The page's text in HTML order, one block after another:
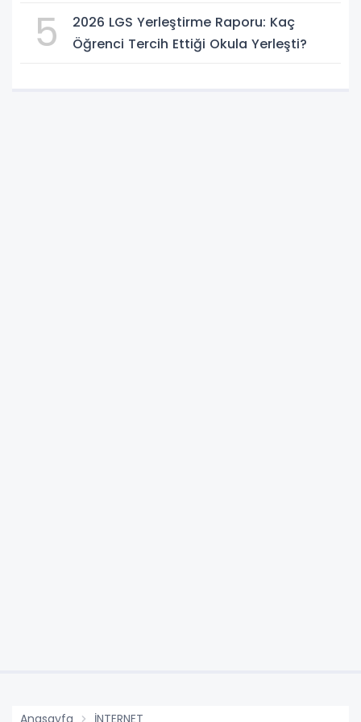
5
2026 LGS Yerleştirme Raporu: Kaç
Öğrenci Tercih Ettiği Okula Yerleşti?
Anasayfa İNTERNET